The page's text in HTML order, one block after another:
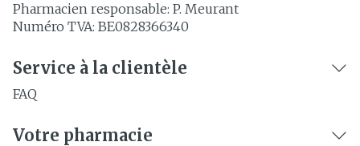
Pharmacien responsable: P. Meurant
Numéro TVA: BE0828366340
Service à la clientèle
FAQ
Votre pharmacie